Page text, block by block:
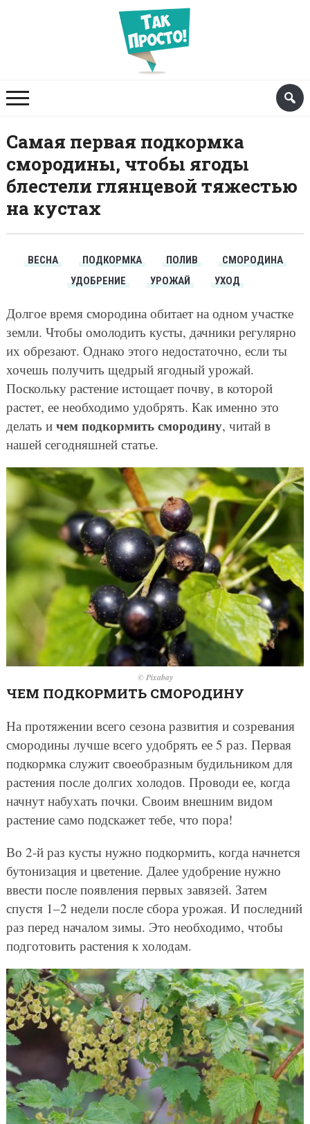
Самая первая подкормка
смородины, чтобы ягоды
блестели глянцевой тяжестью
на кустах
ВЕСНА ПОДКОРМКА ПОЛИВ
СМОРОДИНА
УДОБРЕНИЕ
УРОЖАЙ УХОД
Долгое время смородина обитает на одном участке
земли. Чтобы омолодить кусты, дачники регулярно
их обрезают. Однако этого недостаточно, если ты
хочешь получить щедрый ягодный урожай.
Поскольку растение истощает почву, в которой
растет, ее необходимо удобрять. Как именно это
делать и чем подкормить смородину, читай в
нашей сегодняшней статье.
© Pixabay
ЧЕМ ПОДКОРМИТЬ СМОРОДИНУ
На протяжении всего сезона развития и созревания
смородины лучше всего удобрять ее 5 раз. Первая
подкормка служит своеобразным будильником для
растения после долгих холодов. Проводи ее, когда
начнут набухать почки. Своим внешним видом
растение само подскажет тебе, что пора!
Во 2-й раз кусты нужно подкормить, когда начнется
бутонизация и цветение. Далее удобрение нужно
ввести после появления первых завязей. Затем
спустя 1–2 недели после сбора урожая. И последний
раз перед началом зимы. Это необходимо, чтобы
подготовить растения к холодам.